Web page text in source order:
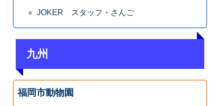
JOKER スタッフ・さんご
九州
福岡市動物園